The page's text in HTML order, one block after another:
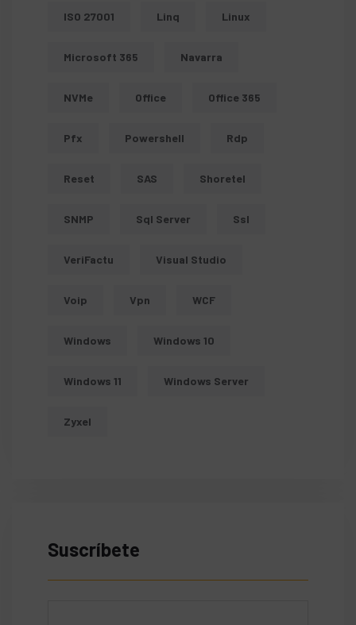
ISO 27001 Linq Linux
Microsoft 365 Navarra
NVMe Office Office 365
Pfx Powershell Rdp
Reset SAS Shoretel
SNMP Sql Server Ssl
VeriFactu Visual Studio
Voip Vpn WCF
Windows Windows 10
Windows 11 Windows Server
Zyxel
Suscríbete